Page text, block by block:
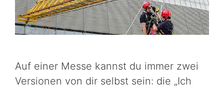
Auf einer Messe kannst du immer zwei
Versionen von dir selbst sein: die „Ich